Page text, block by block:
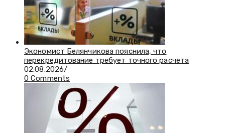
Экономист Белянчикова пояснила, что
перекредитование требует точного расчета
02.08.2026/
0 Comments